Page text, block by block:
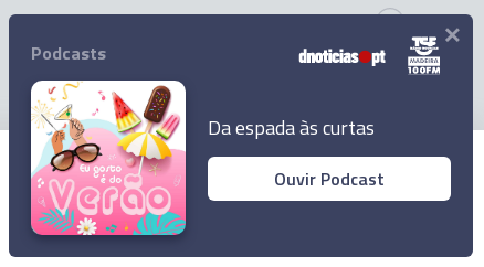
Agência Lusa 16 Jan 09:19
© 2026 Empresa Diário de Notícias, Lda.
Podcasts
Da espada às curtas
Ouvir Podcast
×